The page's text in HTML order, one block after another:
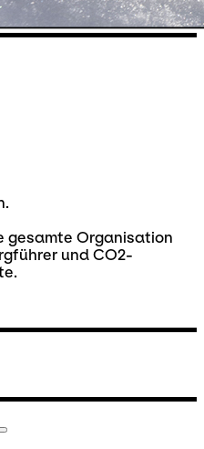
gesamte Organisation
und CO2-